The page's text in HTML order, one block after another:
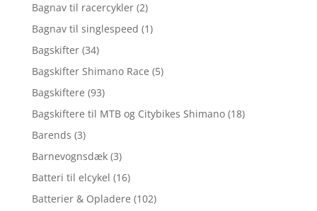
Bagnav til racercykler (2)
Bagnav til singlespeed (1)
Bagskifter (34)
Bagskifter Shimano Race (5)
Bagskiftere (93)
Bagskiftere til MTB og Citybikes Shimano (18)
Barends (3)
Barnevognsdæk (3)
Batteri til elcykel (16)
Batterier & Opladere (102)